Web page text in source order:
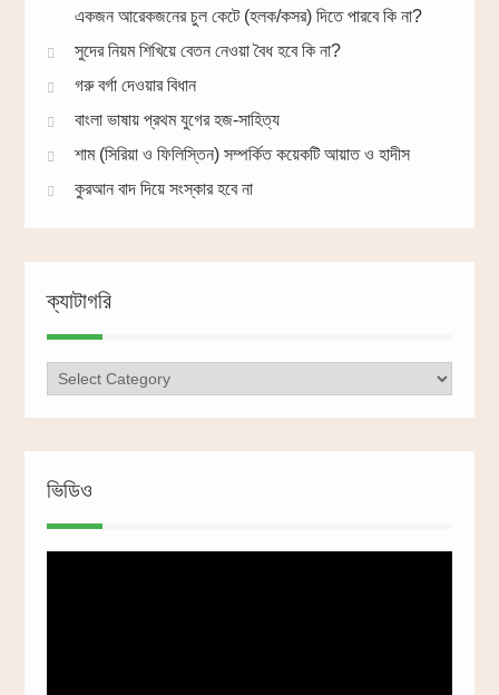
একজন আরেকজনের চুল কেটে (হলক/কসর) দিতে পারবে কি না?
সুদের নিয়ম শিখিয়ে বেতন নেওয়া বৈধ হবে কি না?
গরু বর্গা দেওয়ার বিধান
বাংলা ভাষায় প্রথম যুগের হজ-সাহিত্য
শাম (সিরিয়া ও ফিলিস্তিন) সম্পর্কিত কয়েকটি আয়াত ও হাদীস
কুরআন বাদ দিয়ে সংস্কার হবে না
ক্যাটাগরি
ক্যাটাগরি
ভিডিও